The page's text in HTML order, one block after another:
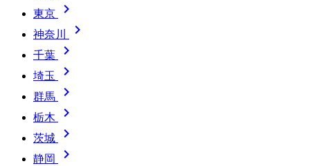
東京 
神奈川 
千葉 
埼玉 
群馬 
栃木 
茨城 
静岡 